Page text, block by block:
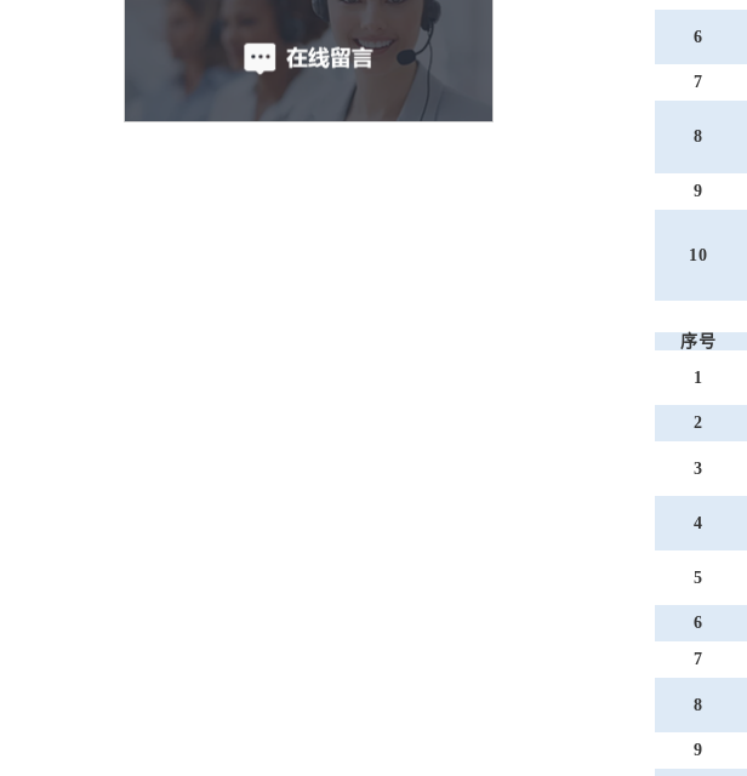
6
7
8
9
10
序号
1
2
3
4
5
6
7
8
9